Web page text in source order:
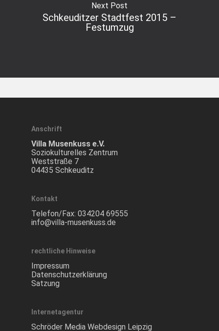
Next Post
Schkeuditzer Stadtfest 2015 –
Festumzug
Anschrift
Villa Musenkuss e.V.
Soziokulturelles Zentrum
Weststraße 7
04435 Schkeuditz
Kontakt
Telefon/Fax: 034204 69555
info@villa-musenkuss.de
rechtliche Hinweise
Impressum
Datenschutzerklärung
Satzung
Internetagentur
Schröder Media Webdesign Leipzig